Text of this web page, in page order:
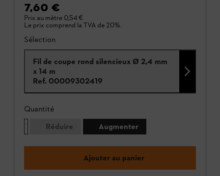
7,60 €
Prix au mètre 0,54 €
Le prix comprend la TVA de 20%.
Sélection
Fil de coupe rond silencieux Ø 2,4 mm
x 14 m
Ref. 00009302419
Quantité
Réduire
Augmenter
Ajouter au panier